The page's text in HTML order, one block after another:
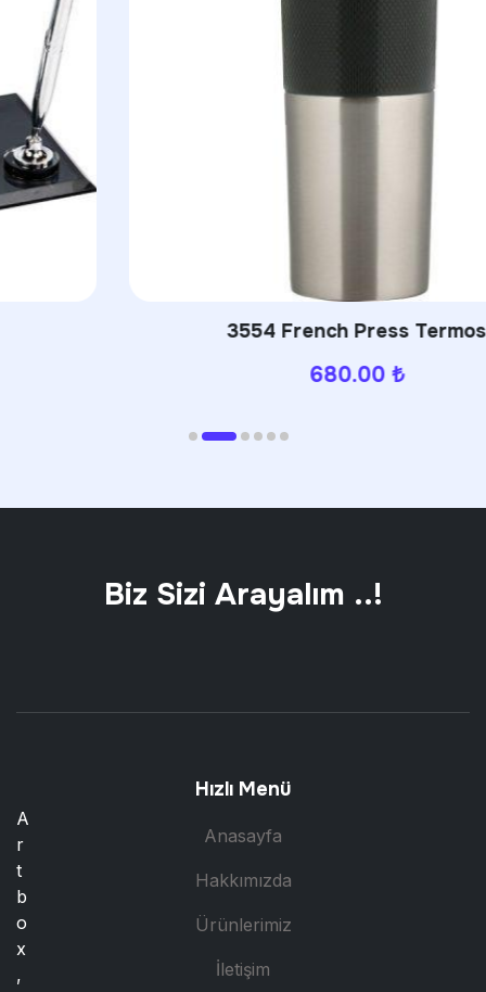
3554 French Press Termos
Biz Sizi Arayalım ..!
A
r
t
b
o
x
,
Hızlı Menü
Anasayfa
Hakkımızda
Ürünlerimiz
İletişim